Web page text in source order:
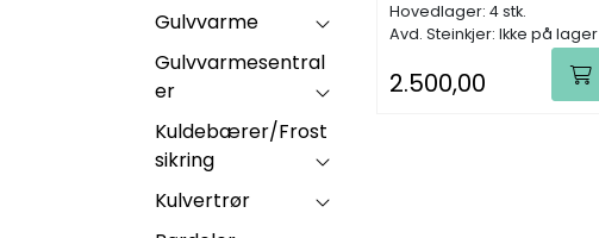
Gulvvarme
Gulvvarmesentral
er
Kuldebærer/Frost
sikring
Kulvertrør
Hovedlager: 4 stk.
Avd. Steinkjer: Ikke på lager
2.500,00